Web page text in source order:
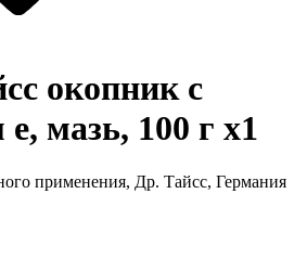
окопник с
мазь, 100 г x1
применения, Др. Тайсс, Германия